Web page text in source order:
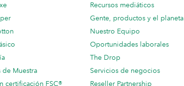
de Muestra
certificación FSC®
Recursos mediáticos
Gente, productos y el planeta
Nuestro Equipo
Oportunidades laborales
The Drop
Servicios de negocios
Reseller Partnership